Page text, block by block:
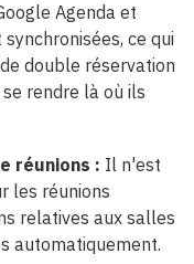
Agenda et
ce qui
double réservation
rendre là où ils
réunions : Il n'est
les réunions
relatives aux salles
automatiquement.